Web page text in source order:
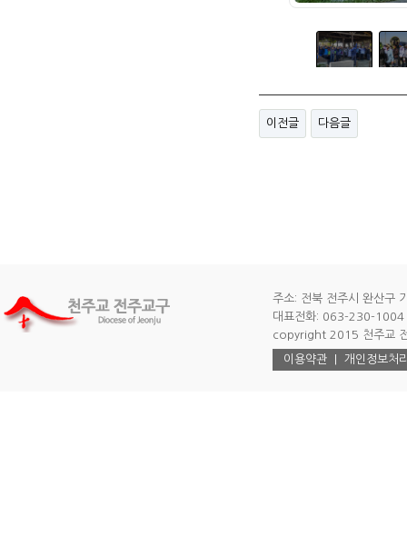
이전글 다음글
주소: 전북 전주시 완산구
대표전화: 063-230-
copyright 2015 천주교
이용약관 개인정보처